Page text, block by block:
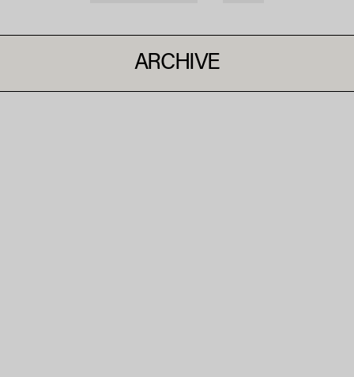
ARCHIVE